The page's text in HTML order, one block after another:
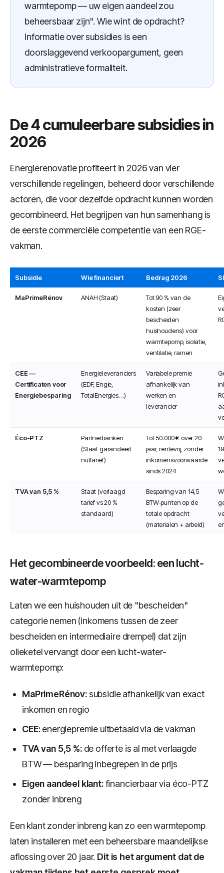
warmtepomp — uw eigen aandeel zou
beheersbaar zijn". Wie wint de opdracht?
Informatie over subsidies is een
doorslaggevend verkoopargument, geen
administratieve formaliteit.
De 4 cumuleerbare subsidies in
2026
Energierenovatie profiteert in 2026 van vier
verschillende regelingen, beheerd door verschillende
actoren, die voor dezelfde opdracht kunnen worden
gecombineerd. Het begrijpen van hun samenhang is
de eerste commerciële competentie van een RGE-
vakman.
Subsidie Wie financiert Bedrag 2026
MaPrimeRénov ANAH (Staat)
Tot 90 % van de
kosten (zeer
bescheiden
huishoudens) voor
warmtepomp, isolatie,
ventilatie, ramen
CEE —
Certificaten voor
Energiebesparing
Energieleveranciers
(EDF, Engie,
TotalEnergies…)
Variabele premie
afhankelijk van
werken en
leverancier
Éco-PTZ
Partnerbanken
(Staat garandeert
nultarief)
Tot 50.000 € over 20
jaar, rentevrij, zonder
inkomensvoorwaarde
sinds 2024
TVA van 5,5 %
Staat (verlaagd
tarief vs 20 %
standaard)
Besparing van 14,5
BTW-punten op de
totale opdracht
(materialen + arbeid)
Het gecombineerde voorbeeld: een lucht-
water-warmtepomp
Laten we een huishouden uit de "bescheiden"
categorie nemen (inkomens tussen de zeer
bescheiden en intermediaire drempel) dat zijn
olieketel vervangt door een lucht-water-
warmtepomp:
MaPrimeRénov:subsidie afhankelijk van exact
inkomen en regio
CEE:energiepremie uitbetaald via de vakman
TVA van 5,5 %:de offerte is al met verlaagde
BTW — besparing inbegrepen in de prijs
Eigen aandeel klant:financierbaar via éco-PTZ
zonder inbreng
Een klant zonder inbreng kan zo een warmtepomp
laten installeren met een beheersbare maandelijkse
aflossing over 20 jaar. Dit is het argument dat de